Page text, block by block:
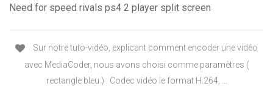
Need for speed rivals ps4 2 player split screen
Sur notre tuto-vidéo, explicant comment encoder une vidéo
avec MediaCoder, nous avons choisi comme paramètres (
rectangle bleu ) : Codec vidéo le format H.264, …